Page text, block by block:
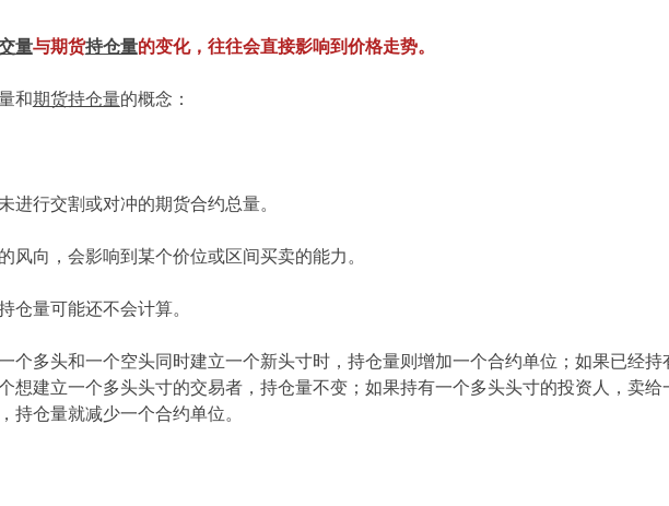
量与期货持仓量的变化，往往会直接影响到价格走势。
和期货持仓量的概念：
进行交割或对冲的期货合约总量。
风向，会影响到某个价位或区间买卖的能力。
仓量可能还不会计算。
个多头和一个空头同时建立一个新头寸时，持仓量则增加一个合约单位；如果已经持
想建立一个多头头寸的交易者，持仓量不变；如果持有一个多头头寸的投资人，卖给
持仓量就减少一个合约单位。